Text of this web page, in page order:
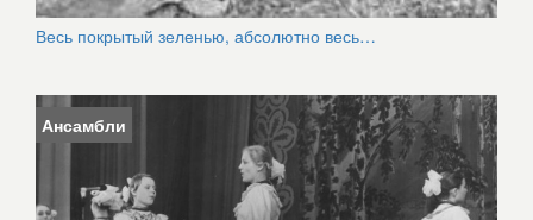
Весь покрытый зеленью, абсолютно весь…
Ансамбли